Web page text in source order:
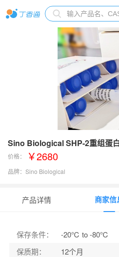
Sino Biological SHP-2重组蛋
价格： ￥2680
品牌： Sino Biological
产品详情 商家信
保存条件：
-20℃ to -80℃
保质期：
12个月